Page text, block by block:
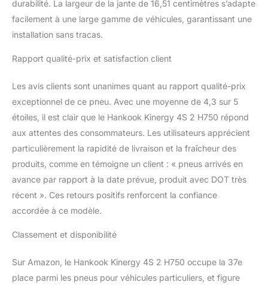
durabilité. La largeur de la jante de 16,51 centimètres s’adapte
facilement à une large gamme de véhicules, garantissant une
installation sans tracas.
Rapport qualité-prix et satisfaction client
Les avis clients sont unanimes quant au rapport qualité-prix
exceptionnel de ce pneu. Avec une moyenne de 4,3 sur 5
étoiles, il est clair que le Hankook Kinergy 4S 2 H750 répond
aux attentes des consommateurs. Les utilisateurs apprécient
particulièrement la rapidité de livraison et la fraîcheur des
produits, comme en témoigne un client : « pneus arrivés en
avance par rapport à la date prévue, produit avec DOT très
récent ». Ces retours positifs renforcent la confiance
accordée à ce modèle.
Classement et disponibilité
Sur Amazon, le Hankook Kinergy 4S 2 H750 occupe la 37e
place parmi les pneus pour véhicules particuliers, et figure